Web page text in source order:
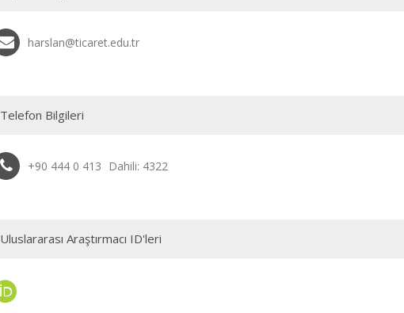
harslan@ticaret.edu.tr
Telefon Bilgileri
+90 444 0 413 Dahili: 4322
Uluslararası Araştırmacı ID'leri